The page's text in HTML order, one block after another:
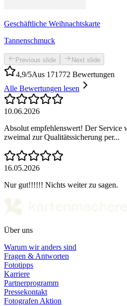
Geschäftliche Weihnachtskarte
Tannenschmuck
Previous slide Next slide
4,9/5Aus 171772 Bewertungen
Alle Bewertungen lesen
10.06.2026
Absolut empfehlenswert! Der Service
zweimal zur Qualitätssicherung per...
16.05.2026
Nur gut!!!!!! Nichts weiter zu sagen.
Über uns
Warum wir anders sind
Fragen & Antworten
Fototipps
Karriere
Partnerprogramm
Pressekontakt
Fotografen Aktion